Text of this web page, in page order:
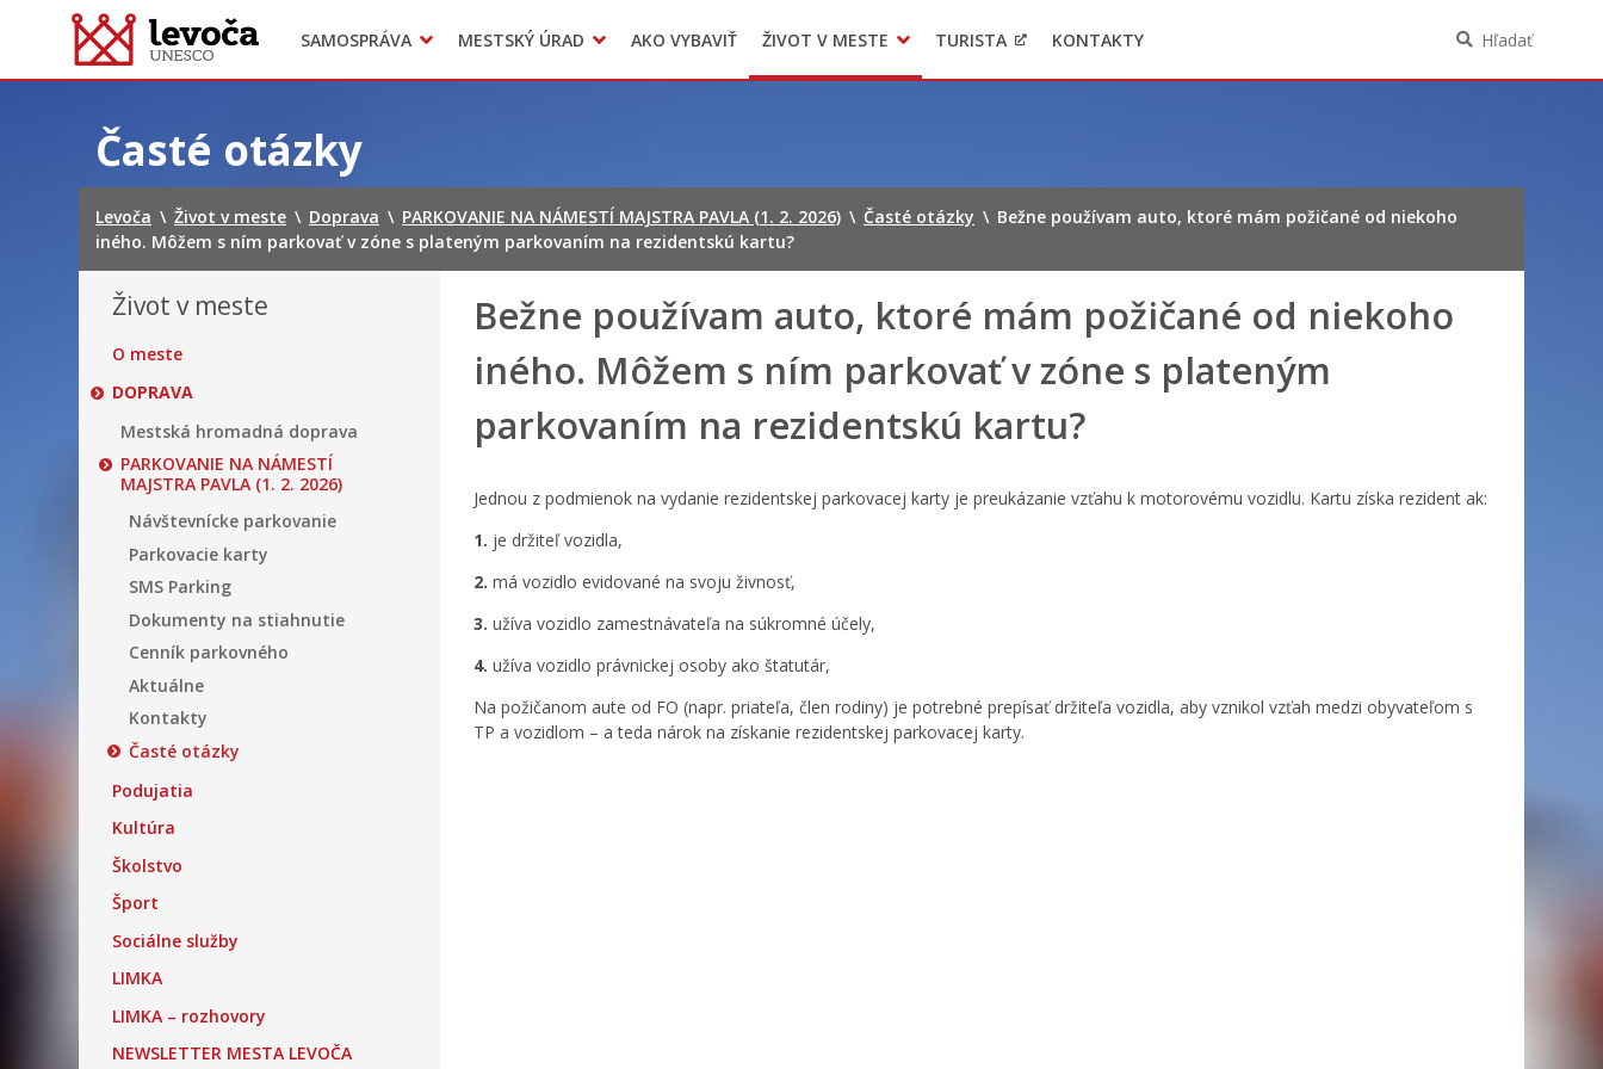
SAMOSPRÁVA
Dokumenty mesta
Transparentné mesto
majetkových pomerov verejného funkcionára
MESTSKÝ ÚRAD
Projekty
Voľba hlavného kontrolóra mesta Levoča
AKO VYBAVIŤ ŽIVOT V MESTE
Doprava
LIMKA
TURISTA KONTAKTY Hľadať
Časté otázky
Levoča \ Život v meste \ Doprava \ PARKOVANIE NA NÁMESTÍ MAJSTRA PAVLA (1. 2. 2026) \ Časté otázky \ Bežne používam auto, ktoré mám požičané od niekoho
iného. Môžem s ním parkovať v zóne s plateným parkovaním na rezidentskú kartu?
Život v meste
O meste
DOPRAVA
Mestská hromadná doprava
PARKOVANIE NA NÁMESTÍ
MAJSTRA PAVLA (1. 2. 2026)
Návštevnícke parkovanie
Parkovacie karty
SMS Parking
Dokumenty na stiahnutie
Cenník parkovného
Aktuálne
Kontakty
Časté otázky
Podujatia
Kultúra
Školstvo
Šport
Sociálne služby
LIMKA
LIMKA – rozhovory
NEWSLETTER MESTA LEVOČA
Bežne používam auto, ktoré mám požičané od niekoho
iného. Môžem s ním parkovať v zóne s plateným
parkovaním na rezidentskú kartu?
Jednou z podmienok na vydanie rezidentskej parkovacej karty je preukázanie vzťahu k motorovému vozidlu. Kartu získa rezident ak:
1. je držiteľ vozidla,
2. má vozidlo evidované na svoju živnosť,
3. užíva vozidlo zamestnávateľa na súkromné účely,
4. užíva vozidlo právnickej osoby ako štatutár,
Na požičanom aute od FO (napr. priateľa, člen rodiny) je potrebné prepísať držiteľa vozidla, aby vznikol vzťah medzi obyvateľom s
TP a vozidlom – a teda nárok na získanie rezidentskej parkovacej karty.